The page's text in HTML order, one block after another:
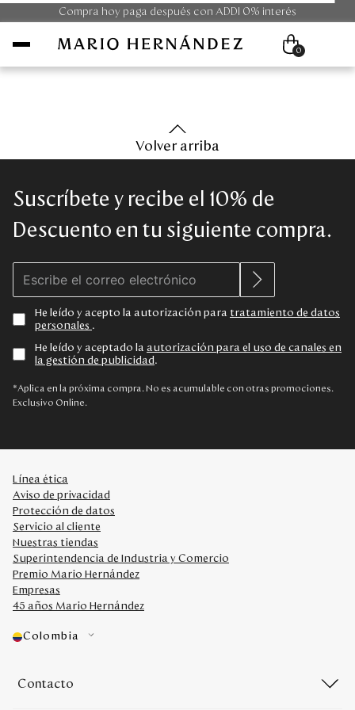
Compra hoy paga después con ADDI 0% interés
Hombre
Unisex
Colecciones
Outlet
Disney
Servicio al cliente
Nuestras Tiendas
Colombia
Panamá
0
Volver arriba
Suscríbete y recibe el 10% de
Descuento en tu siguiente compra.
He leído y acepto la autorización para tratamiento de datos
personales .
He leído y aceptado la autorización para el uso de canales en
la gestión de publicidad .
*Aplica en la próxima compra. No es acumulable con otras promociones.
Exclusivo Online.
Línea ética
Aviso de privacidad
Protección de datos
Servicio al cliente
Nuestras tiendas
Superintendencia de Industria y Comercio
Premio Mario Hernández
Empresas
45 años Mario Hernández
Colombia
Contacto